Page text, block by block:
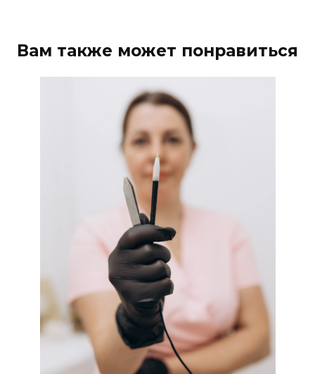
Вам также может понравиться